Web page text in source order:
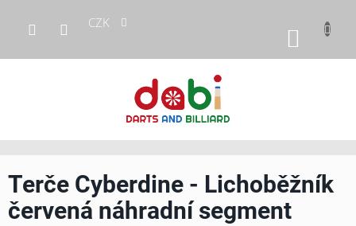
obsah
CZK
KOŠÍK
Terče Cyberdine - Lichoběžník
červená náhradní segment